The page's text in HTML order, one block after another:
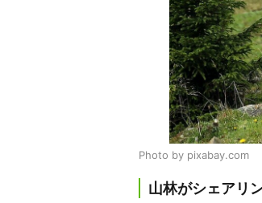
Photo by pixabay.com
山林がシェアリ